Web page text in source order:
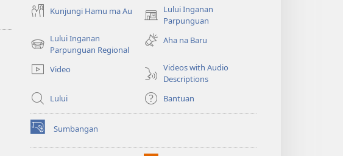
Kunjungi Hamu ma Au
Lului Inganan
Parpunguan
(opens
new
window)
Lului Inganan
Parpunguan Regional
(opens
window)
Aha na Baru
Video
Videos with Audio
Descriptions
Lului
Bantuan
Sumbangan
(opens
new